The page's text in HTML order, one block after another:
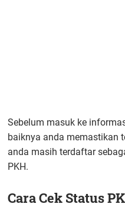
Sebelum masuk ke
baiknya anda memastikan
anda masih terdaftar
PKH.
Cara Cek Status